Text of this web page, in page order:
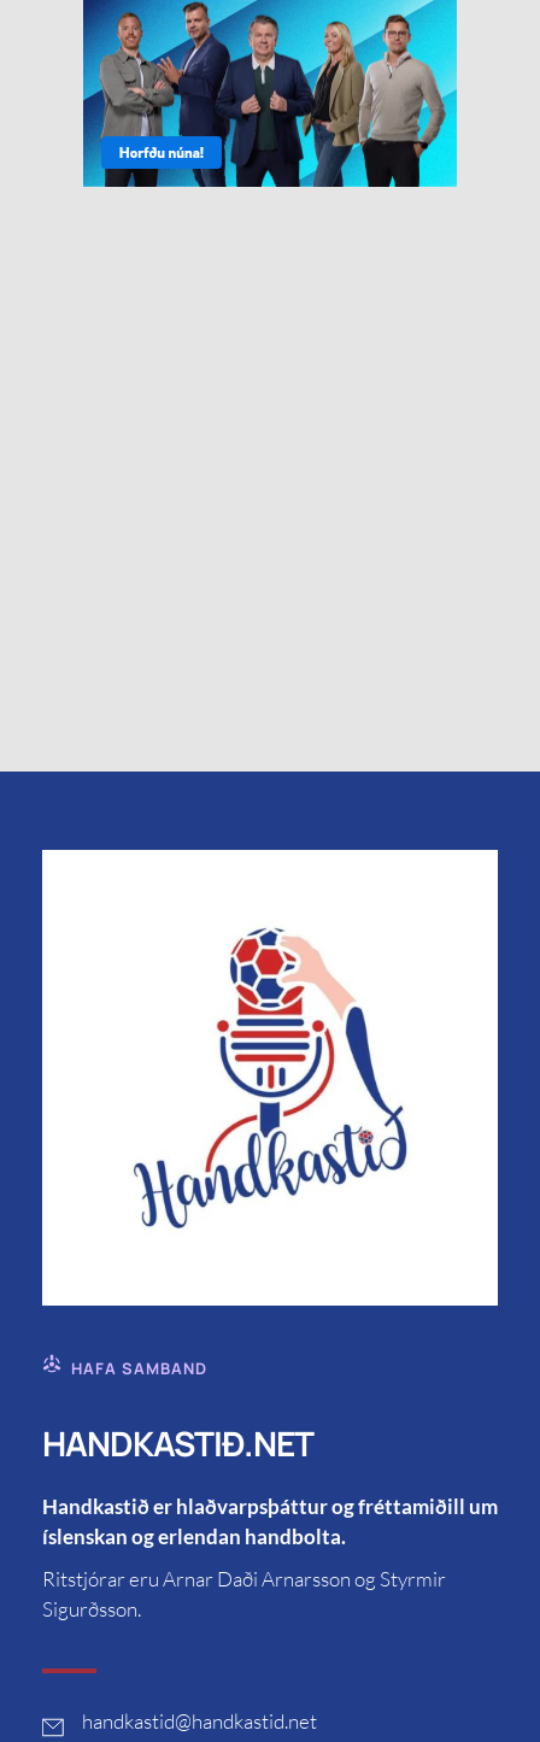
HAFA SAMBAND
HANDKASTIÐ.NET
Handkastið er hlaðvarpsþáttur og fréttamiðill um
íslenskan og erlendan handbolta.
Ritstjórar eru Arnar Daði Arnarsson og Styrmir
Sigurðsson.
handkastid@handkastid.net